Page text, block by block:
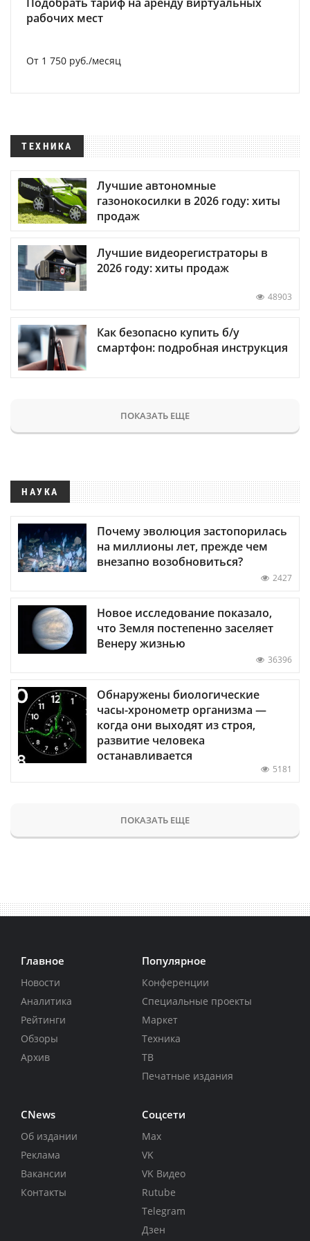
рабочих мест
От 1 750 руб./месяц
ТЕХНИКА
Лучшие автономные
газонокосилки в 2026 году: хиты
продаж
Лучшие видеорегистраторы в
2026 году: хиты продаж
48903
Как безопасно купить б/у
смартфон: подробная инструкция
ПОКАЗАТЬ ЕЩЕ
НАУКА
Почему эволюция застопорилась
на миллионы лет, прежде чем
внезапно возобновиться?
2427
Новое исследование показало,
что Земля постепенно заселяет
Венеру жизнью
36396
Обнаружены биологические
часы-хронометр организма —
когда они выходят из строя,
развитие человека
останавливается
5181
ПОКАЗАТЬ ЕЩЕ
Главное
Новости
Аналитика
Рейтинги
Обзоры
Архив
Популярное
Конференции
Специальные проекты
Маркет
Техника
ТВ
Печатные издания
CNews
Об издании
Реклама
Вакансии
Контакты
Соцсети
Max
VK
VK Видео
Rutube
Telegram
Дзен